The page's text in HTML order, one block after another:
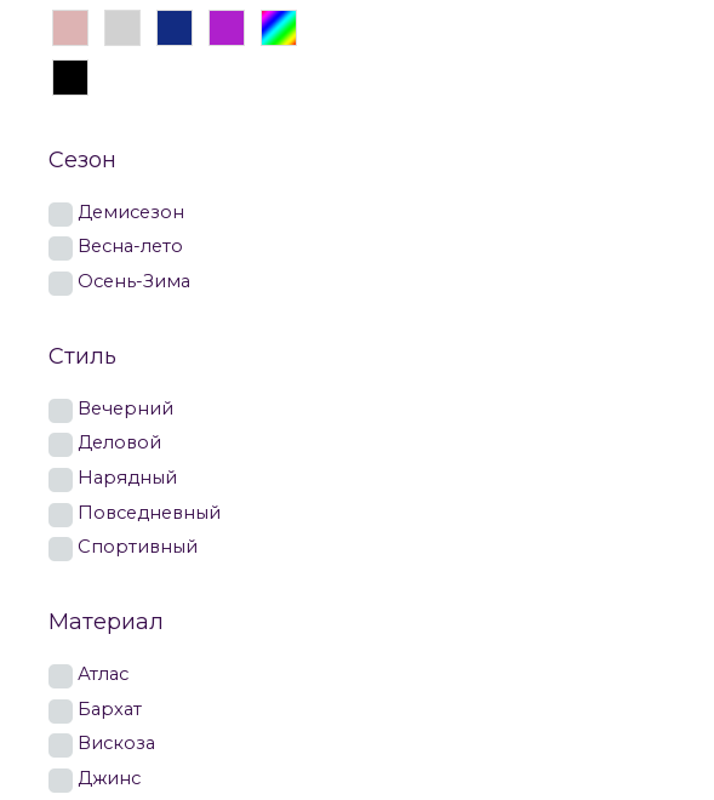
Сезон
Демисезон
Весна-лето
Осень-Зима
Стиль
Вечерний
Деловой
Нарядный
Повседневный
Спортивный
Материал
Атлас
Бархат
Вискоза
Джинс